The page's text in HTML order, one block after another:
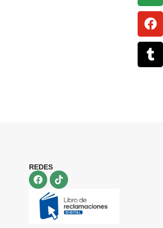
REDES